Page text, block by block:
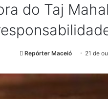
do Taj
Repórter Maceió 21 de